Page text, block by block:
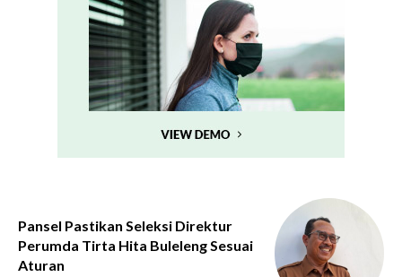
Pansel Pastikan Seleksi Direktur
Perumda Tirta Hita Buleleng Sesuai
Aturan